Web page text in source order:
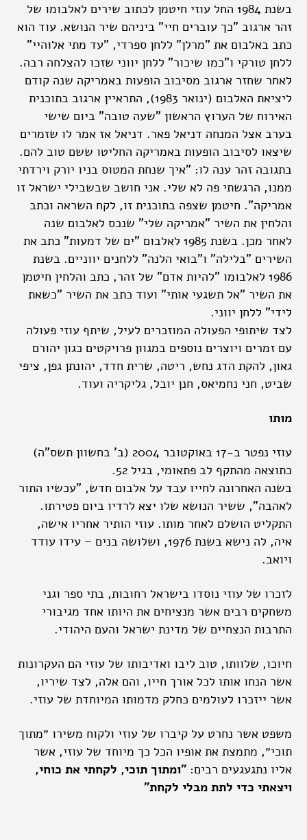
בשנת 1984 החל עוזי חיטמן לכתוב שירים לאלבומו של
זהר ארגוב "כך עוברים חיי" ביניהם שיר הנושא. עוד הוא
כתב באלבום את "מרלן" ללחן ספרדי, "עד מתי אלוהיי"
ללחן טורקי ו"כמו שיכור" ללחן יווני שזכו להצלחה רבה.
לאחר שחזר ארגוב מסיבוב הופעות באמריקה שנה קודם
ליציאת האלבום (ינואר 1983), התראיין ארגוב בתוכנית
האירוח של הערוץ הראשון "שעה טובה" ביום שישי
בערב אצל המנחה דניאל פאר. דניאל אז אמר לו שזמרים
שיצאו לסיבוב הופעות באמריקה החליטו ששם טוב להם.
בתגובה זהר ענה לו: "איך שנחת המטוס בניו יורק וירדתי
ממנו, הרגשתי פה לא שלי. אני חושב שבשבילי ישראל זו
אמריקה". חיטמן שצפה בתוכנית זו, לקח השראה וכתב
והלחין את השיר "אמריקה שלי" שנכס לאלבום שנה
לאחר מכן. בשנת 1985 לאלבום "ים של דמעות" כתב את
השירים "בלילה" ו"בואי הלנה" ללחנים יווניים. בשנת
1986 לאלבומו "להיות אדם" של זהר, כתב והלחין חיטמן
את השיר "אל תשגעי אותי" ועוד כתב את השיר "כשאת
לידי" ללחן יווני.
לצד שיתופי הפעולה המוזכרים לעיל, שיתף עוזי פעולה
עם זמרים ויוצרים נוספים במגוון פרויקטים כגון יהורם
גאון, להקת הדג נחש, ריטה, שרית חדד, יהונתן גפן, ציפי
שביט, חני נחמיאס, חנן יובל, גליקריה ועוד.
מותו
עוזי נפטר ב-17 באוקטובר 2004 (ב' בחשוון תשס"ה)
כתוצאה מהתקף לב פתאומי, בגיל 52.
בשנה האחרונה לחייו עבד על אלבום חדש, "עכשיו התור
לאהבה", ששיר הנושא שלו יצא לרדיו ביום פטירתו.
התקליט הושלם לאחר מותו. עוזי הותיר אחריו אישה,
איה, לה נישא בשנת 1976, ושלושה בנים – עידו עודד
ויואב.
לזכרו של עוזי נוסדו בישראל רחובות, בתי ספר וגני
משחקים רבים אשר מנציחים את היותו אחד מגיבורי
התרבות הנצחיים של מדינת ישראל והעם היהודי.
חיוכו, שלוותו, טוב ליבו ואדיבותו של עוזי הם העקרונות
אשר הנחו אותו לכל אורך חייו, והם אלה, לצד שיריו,
אשר ייזכרו לעולמים כחלק מדמותו המיוחדת של עוזי.
משפט אשר נחרט על קיברו של עוזי ולקוח משירו ״מתוך
תוכי״, מתמצת את אופיו הכל כך מיוחד של עוזי, אשר
אליו נתגעגעים רבים:״ומתוך תוכי, לקחתי את כוחי,
ויצאתי כדי לתת מבלי לקחת״